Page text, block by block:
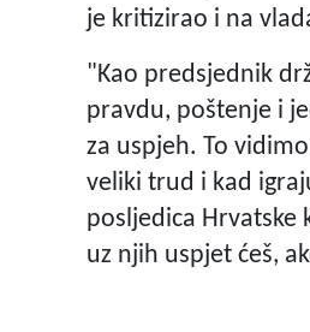
je kritizirao i na
"Kao predsjednik
pravdu, poštenje i
za uspjeh. To
veliki trud i kad
posljedica Hrvatske
uz njih uspjet ćeš,